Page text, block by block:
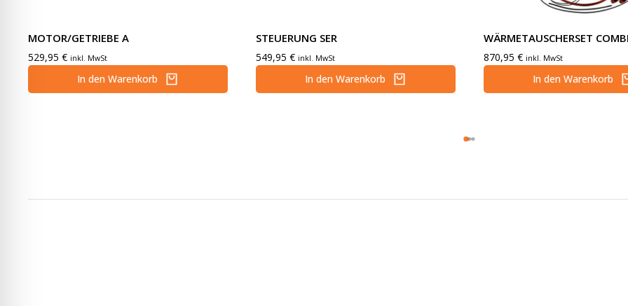
MOTOR/GETRIEBE A
529,95 € inkl. MwSt
In den Warenkorb
STEUERUNG SER
549,95 € inkl. MwSt
In den Warenkorb
WÄRMETAUSCHERSET
870,95 € inkl. MwSt
In den Warenkorb